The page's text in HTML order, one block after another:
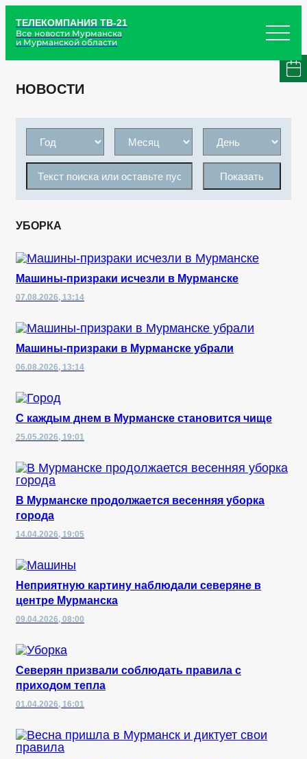
ТЕЛЕКОМПАНИЯ ТВ-21
Все новости Мурманска
и Мурманской области
НОВОСТИ
Показать
УБОРКА
Машины-призраки исчезли в Мурманске
07.08.2026, 13:14
Машины-призраки в Мурманске убрали
06.08.2026, 13:14
С каждым днем в Мурманске становится чище
25.05.2026, 19:01
В Мурманске продолжается весенняя уборка
города
14.04.2026, 19:05
Неприятную картину наблюдали северяне в
центре Мурманска
09.04.2026, 08:00
Северян призвали соблюдать правила с
приходом тепла
01.04.2026, 16:01